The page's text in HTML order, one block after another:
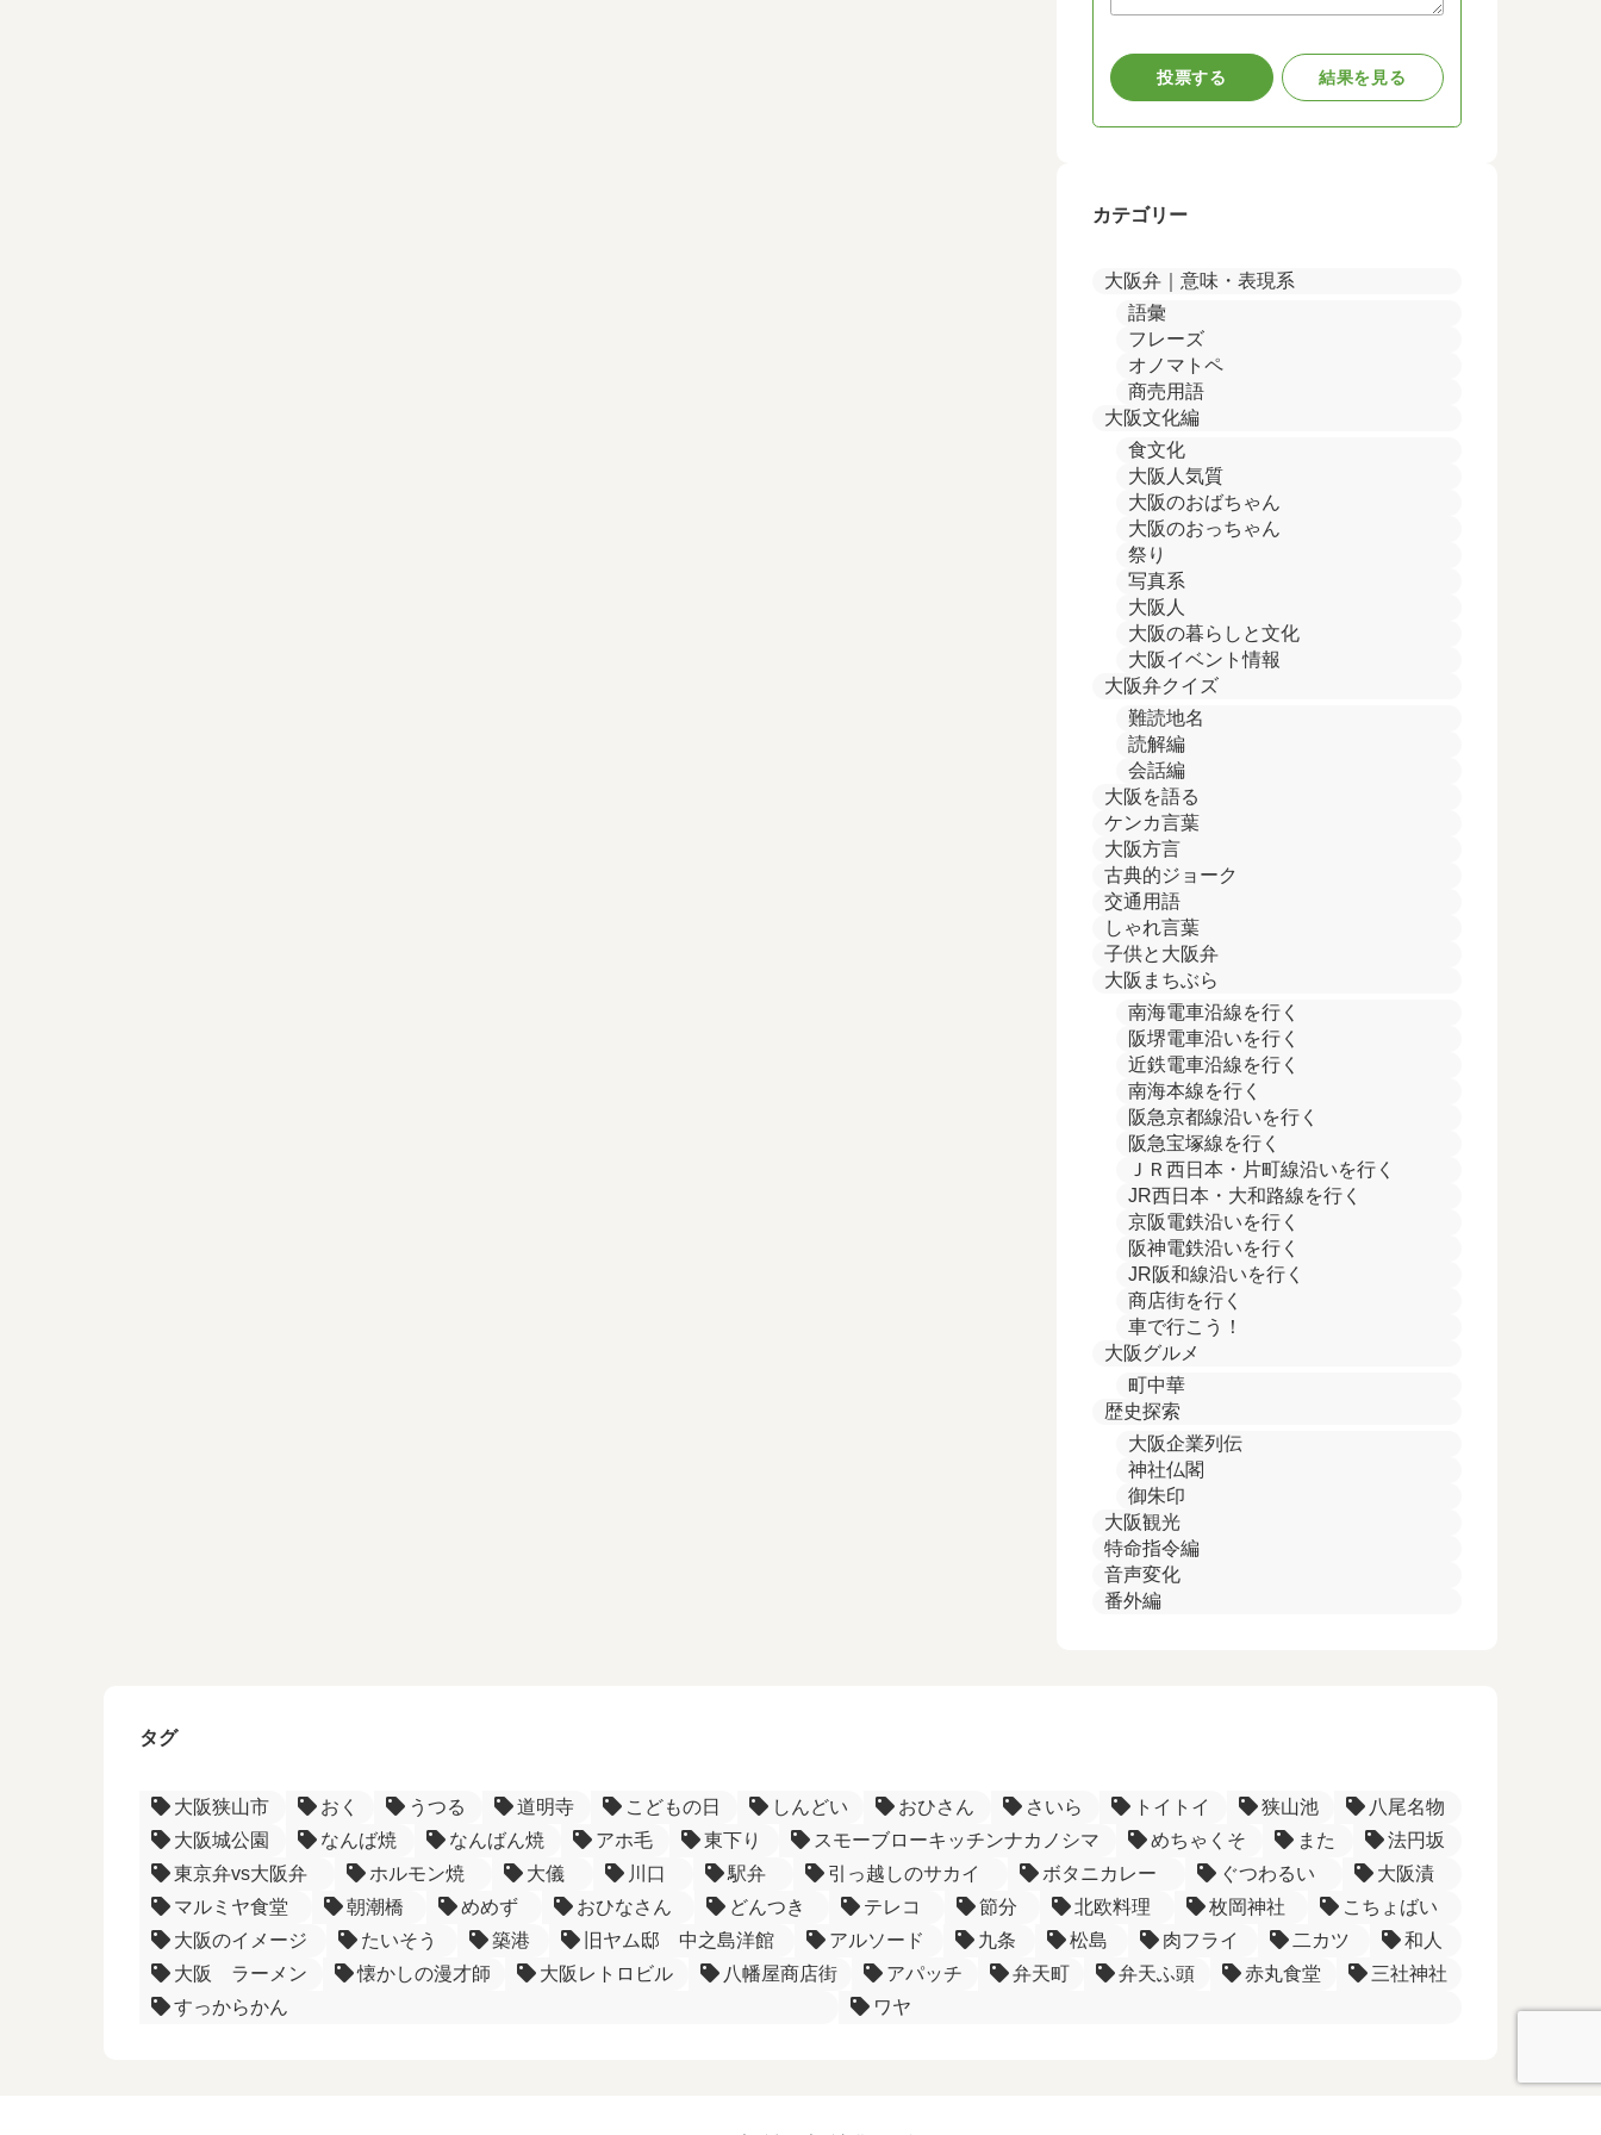
カテゴリー
大阪弁｜意味・表現系
語彙
フレーズ
オノマトペ
商売用語
大阪文化編
食文化
大阪人気質
大阪のおばちゃん
大阪のおっちゃん
祭り
写真系
大阪人
大阪の暮らしと文化
大阪イベント情報
大阪弁クイズ
難読地名
読解編
会話編
大阪を語る
ケンカ言葉
大阪方言
古典的ジョーク
交通用語
しゃれ言葉
子供と大阪弁
大阪まちぶら
南海電車沿線を行く
阪堺電車沿いを行く
近鉄電車沿線を行く
南海本線を行く
阪急京都線沿いを行く
阪急宝塚線を行く
ＪＲ西日本・片町線沿いを行く
JR西日本・大和路線を行く
京阪電鉄沿いを行く
阪神電鉄沿いを行く
JR阪和線沿いを行く
商店街を行く
車で行こう！
大阪グルメ
町中華
歴史探索
大阪企業列伝
神社仏閣
御朱印
大阪観光
特命指令編
音声変化
番外編
タグ
大阪狭山市 おく うつる 道明寺 こどもの日 しんどい おひさん さいら トイトイ 狭山池
八尾名物
大阪城公園
なんば焼 なんばん焼 アホ毛 東下り スモーブローキッチンナカノシマ めちゃくそ また
法円坂
東京弁vs大阪弁
ホルモン焼 大儀 川口 駅弁 引っ越しのサカイ ボタニカレー ぐつわるい
大阪漬
マルミヤ食堂
朝潮橋 めめず おひなさん どんつき テレコ 節分 北欧料理 枚岡神社
こちょばい
大阪のイメージ
たいそう 築港 旧ヤム邸 中之島洋館 アルソード 九条 松島 肉フライ 二カツ
和人
大阪 ラーメン
懐かしの漫才師 大阪レトロビル 八幡屋商店街 アパッチ 弁天町 弁天ふ頭 赤丸食堂
三社神社
すっからかん
ワヤ